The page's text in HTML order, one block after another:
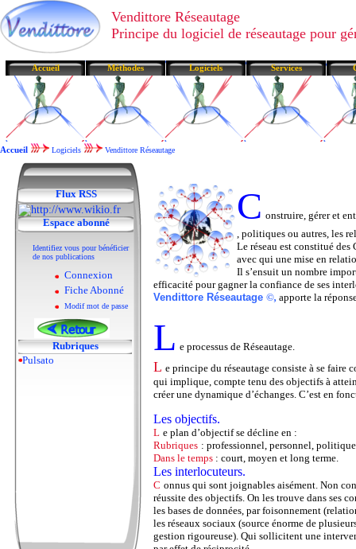
Vendittore Réseautage
Principe du logiciel de réseautage pour
Accueil Méthodes Logiciels Services
Accueil Logiciels Vendittore Réseautage
Flux RSS
Espace abonné
Identifiez vous pour bénéficier
de nos publications
Connexion
Fiche Abonné
Modif mot de passe
Rubriques
Pulsato
C onstruire, gérer et
, politiques ou autres, les
Le réseau est constitué
avec qui une mise en
Il s’ensuit un nombre
efficacité pour gagner la confiance de ses
Vendittore Réseautage ©, apporte la
L e processus de Réseautage.
L e principe du réseautage consiste à se faire
qui implique, compte tenu des objectifs à
créer une dynamique d’échanges. C’est en
Les objectifs.
L e plan d’objectif se décline en :
Rubriques : professionnel, personnel,
Dans le temps : court, moyen et long terme.
Les interlocuteurs.
C onnus qui sont joignables aisément. Non
réussite des objectifs. On les trouve dans ses
les bases de données, par foisonnement
les réseaux sociaux (source énorme de
gestion rigoureuse). Qui sollicitent une